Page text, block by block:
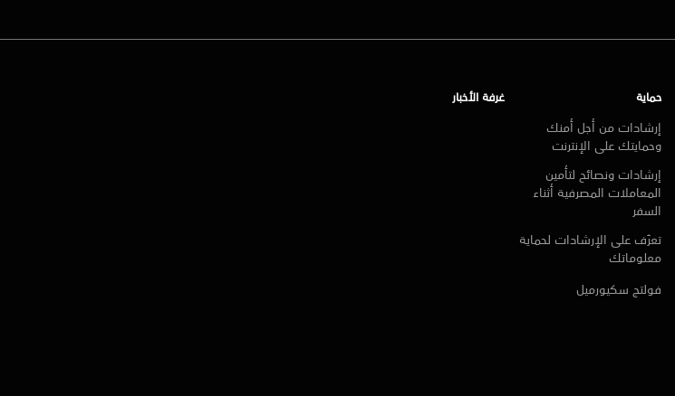
حماية
إرشادات من أجل أمنك
وحمايتك على الإنترنت
إرشادات ونصائح لتأمين
المعاملات المصرفية أثناء
السفر
تعرّف على الإرشادات لحماية
معلوماتك
فولتج سكيورميل
غرفة الأخبار